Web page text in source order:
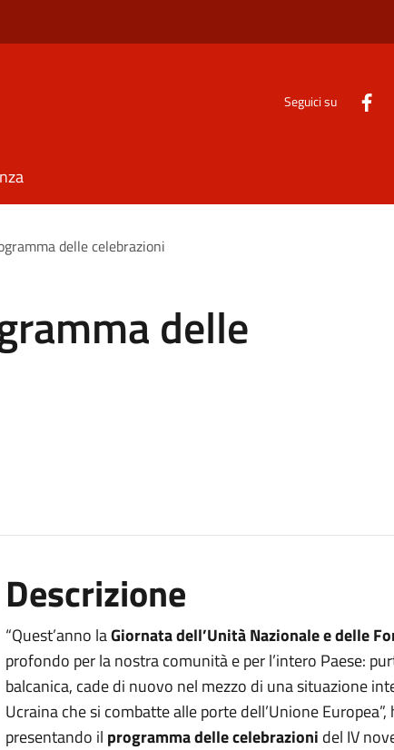
Seguici su
delle celebrazioni
delle
Descrizione
“Quest’anno laGiornata dell’Unità Nazionale e delle
profondo per la nostra comunità e per l’intero Paese:
balcanica, cade di nuovo nel mezzo di una situazione
Ucraina che si combatte alle porte dell’Unione
presentando il programma delle celebrazioni del IV